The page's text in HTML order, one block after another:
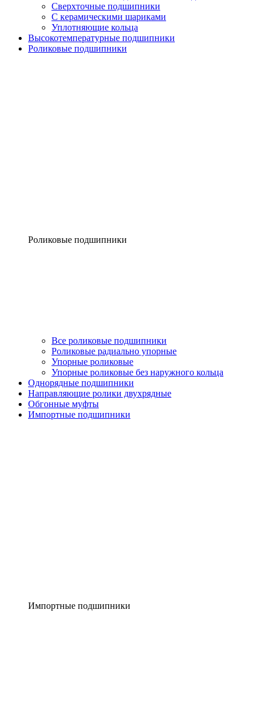
Сверхточные подшипники
С керамическими шариками
Уплотняющие кольца
Высокотемпературные подшипники
Роликовые подшипники
Роликовые подшипники
Все роликовые подшипники
Роликовые радиально упорные
Упорные роликовые
Упорные роликовые без наружного кольца
Однорядные подшипники
Направляющие ролики двухрядные
Обгонные муфты
Импортные подшипники
Импортные подшипники